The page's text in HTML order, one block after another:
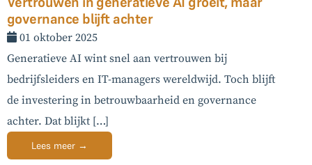
governance blijft achter
01 oktober 2025
Generatieve AI wint snel aan vertrouwen bij
bedrijfsleiders en IT-managers wereldwijd. Toch blijft
de investering in betrouwbaarheid en governance
achter. Dat blijkt […]
Lees meer →